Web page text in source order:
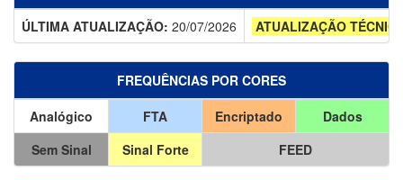
ÚLTIMA ATUALIZAÇÃO: 20/07/2026 ATUALIZAÇÃO
FREQUÊNCIAS POR CORES
Analógico
FTA Encriptado
Dados
Sem Sinal
Sinal Forte FEED